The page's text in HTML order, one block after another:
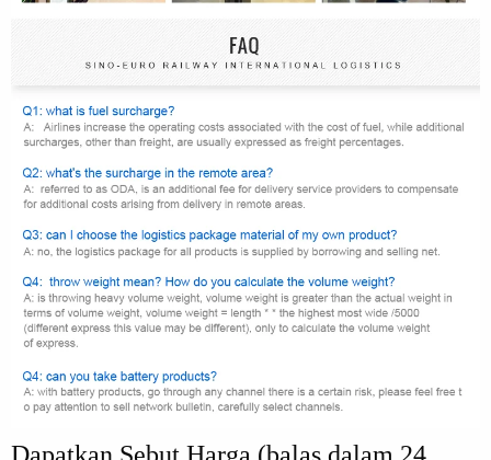
Dapatkan Sebut Harga (balas dalam 24